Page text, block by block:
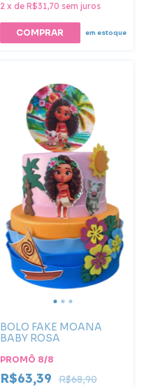
2 x de R$31,70 sem juros
COMPRAR em estoque
BOLO FAKE MOANA
BABY ROSA
PROMÔ 8/8
R$63,39 R$68,90